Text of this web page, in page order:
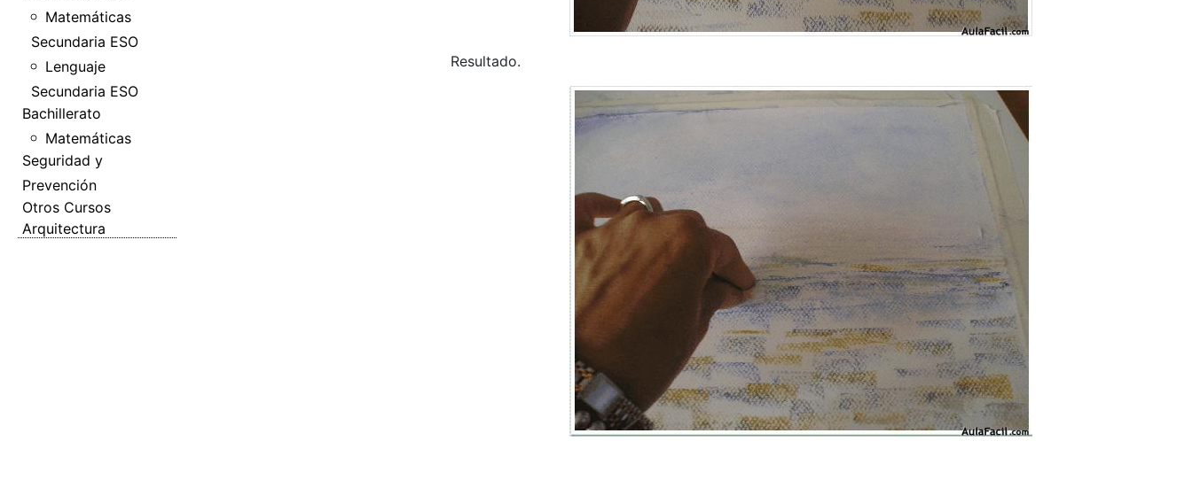
Matemáticas
Secundaria ESO
Lenguaje
Secundaria ESO
Bachillerato
Matemáticas
Seguridad y
Prevención
Otros Cursos
Arquitectura
Resultado.